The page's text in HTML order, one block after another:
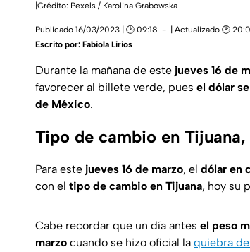
|Crédito: Pexels / Karolina Grabowska
Publicado 16/03/2023 | 🕑 09:18 | Actualizado 🕑
Escrito por: Fabiola Lirios
Durante la mañana de este jueves 16 de
favorecer al billete verde, pues el dólar
de México.
Tipo de cambio en
Para este jueves 16 de marzo, el dólar en
con el tipo de cambio en Tijuana, hoy su
Cabe recordar que un día antes el peso
marzo cuando se hizo oficial la quiebra